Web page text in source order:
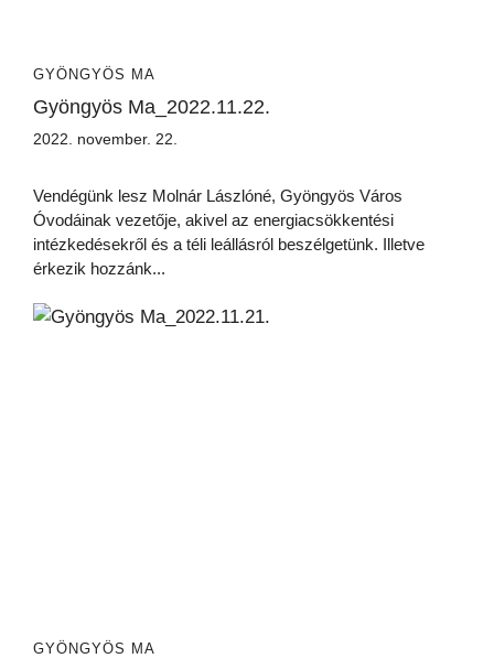
GYÖNGYÖS MA
Gyöngyös Ma_2022.11.22.
2022. november. 22.
Vendégünk lesz Molnár Lászlóné, Gyöngyös Város
Óvodáinak vezetője, akivel az energiacsökkentési
intézkedésekről és a téli leállásról beszélgetünk. Illetve
érkezik hozzánk...
GYÖNGYÖS MA